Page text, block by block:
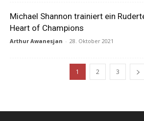
Michael Shannon trainiert ein
Heart of Champions
Arthur Awanesjan - 28. Oktober 2021
1 2 3